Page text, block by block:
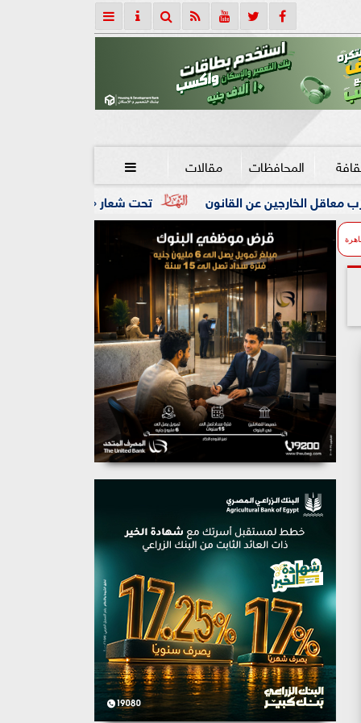
المحافظات مقالات 
تحت شعار «خدمة بيوت الله شرف».. محافظ